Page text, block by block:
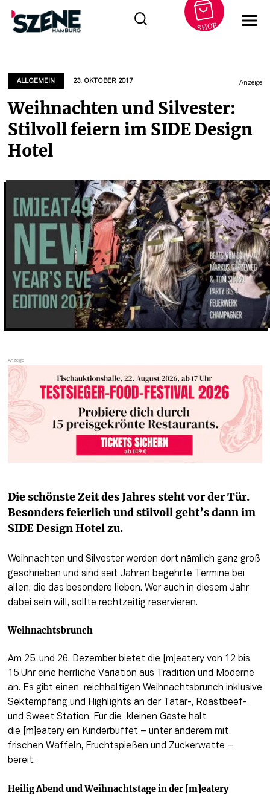
springen
SHOP
ALLGEMEIN 23. OKTOBER 2017 Anzeige
Weihnachten und Silvester:
Stilvoll feiern im SIDE Design
Hotel
Die schönste Zeit des Jahres steht vor der Tür.
Besonders feierlich und stilvoll geht’s dann im
SIDE Design Hotel zu.
Weihnachten und Silvester werden dort nämlich ganz groß
geschrieben und sind seit Jahren begehrte Termine bei
allen, die das besondere lieben. Wer auch in diesem Jahr
dabei sein will, sollte rechtzeitig reservieren.
Weihnachtsbrunch
Am 25. und 26. Dezember bietet die [m]eatery von 12 bis
15 Uhr eine herrliche Variation aus Tradition und Moderne
an. Es gibt einen  reichhaltigen Weihnachtsbrunch inklusive
Sektempfang und Highlights an der Tatar-, Roastbeef-
und Sweet Station. Für die  kleinen Gäste hält
die [m]eatery ein Kinderbuffet – unter anderem mit
frischen Waffeln, Fruchtspießen und Zuckerwatte –
bereit.
Heilig Abend und Weihnachtstage in der [m]eatery